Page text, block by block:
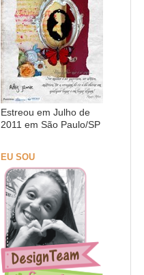
Estreou em Julho de
2011 em São Paulo/SP
EU SOU